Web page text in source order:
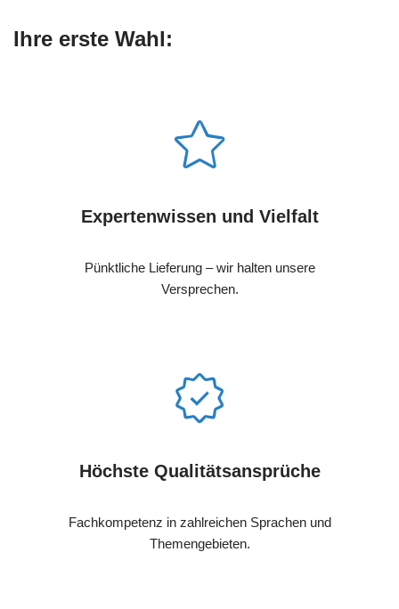
Ihre erste Wahl:
Expertenwissen und Vielfalt
Pünktliche Lieferung – wir halten unsere
Versprechen.
Höchste Qualitätsansprüche
Fachkompetenz in zahlreichen Sprachen und
Themengebieten.